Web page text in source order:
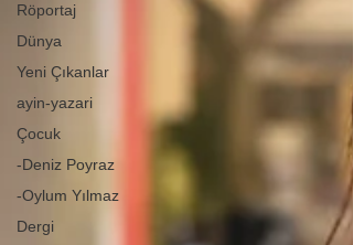
Röportaj
Dünya
Yeni Çıkanlar
ayin-yazari
Çocuk
-Deniz Poyraz
-Oylum Yılmaz
Dergi